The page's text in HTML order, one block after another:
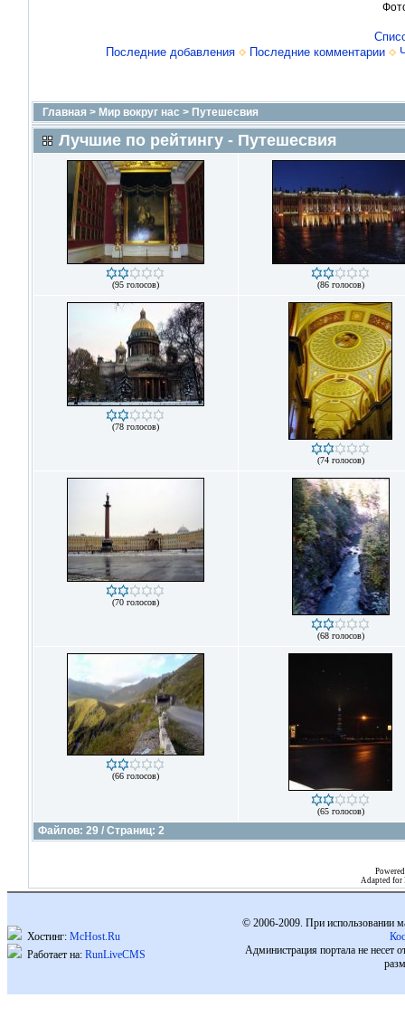
Последние добавления
Последние комментарии
Главная > Мир вокруг нас > Путешесвия
Лучшие по рейтингу - Путешесвия
(95 голосов) (86 голосов)
(78 голосов)
(74 голосов)
(70 голосов)
(68 голосов)
(66 голосов)
(65 голосов)
Файлов: 29 / Страниц: 2
Adapted for
Хостинг: McHost.Ru
Работает на: RunLiveCMS
© 2006-2009. При использовании
Администрация портала не несет